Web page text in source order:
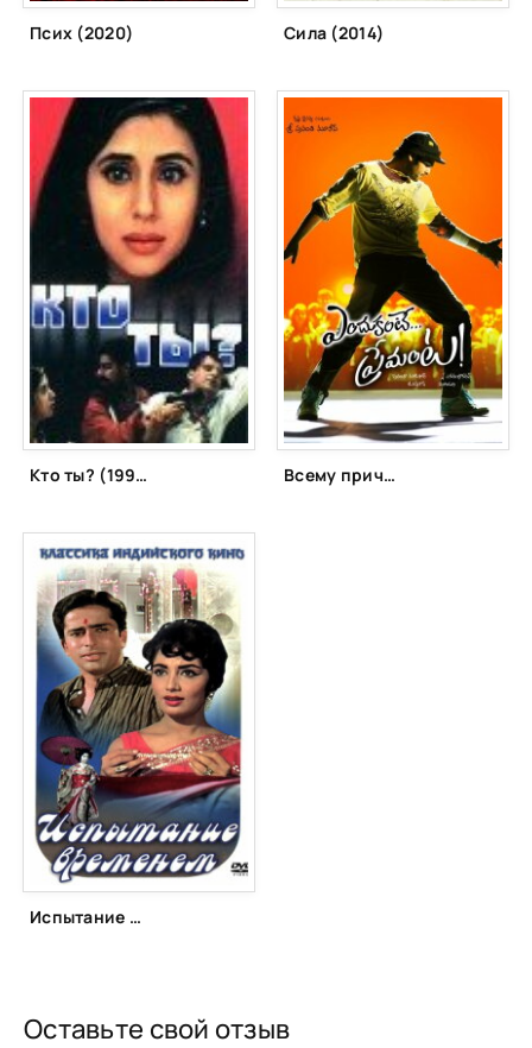
Псих (2020) Сила (2014)
Кто ты? (1999) Всему причина – любовь! (2012)
Испытание временем (1965)
Оставьте свой отзыв